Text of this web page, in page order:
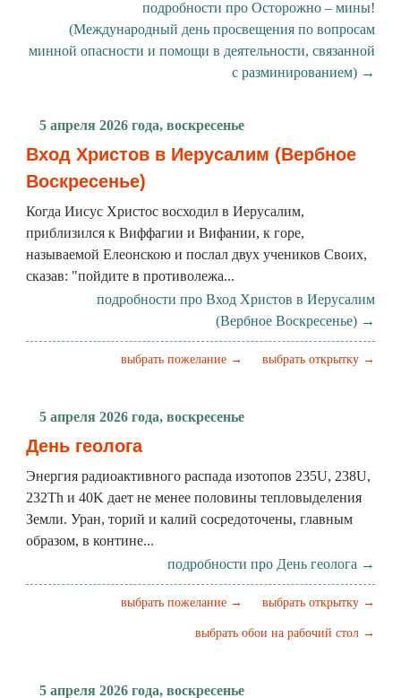
подробности про Осторожно – мины!
(Международный день просвещения по вопросам
минной опасности и помощи в деятельности, связанной
с разминированием) →
5 апреля 2026 года, воскресенье
Вход Христов в Иерусалим (Вербное
Воскресенье)
Когда Иисус Христос восходил в Иерусалим,
приблизился к Виффагии и Вифании, к горе,
называемой Елеонскою и послал двух учеников Своих,
сказав: "пойдите в противолежа...
подробности про Вход Христов в Иерусалим
(Вербное Воскресенье) →
выбрать открытку →
выбрать пожелание →
5 апреля 2026 года, воскресенье
День геолога
Энергия радиоактивного распада изотопов 235U, 238U,
232Th и 40K дает не менее половины тепловыделения
Земли. Уран, торий и калий сосредоточены, главным
образом, в контине...
подробности про День геолога →
выбрать открытку →
выбрать пожелание →
выбрать обои на рабочий стол →
5 апреля 2026 года, воскресенье